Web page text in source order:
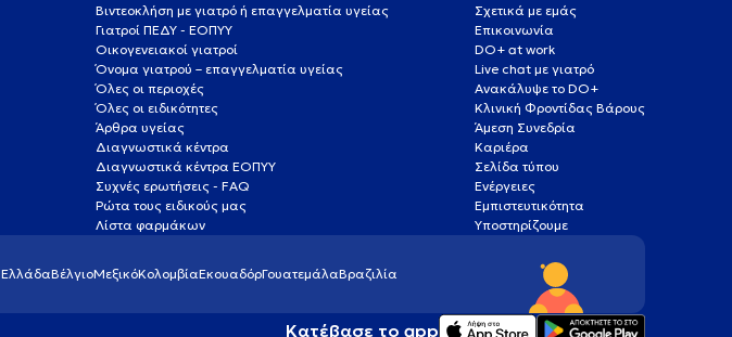
Βιντεοκλήση με γιατρό ή επαγγελματία υγείας
Γιατροί ΠΕΔΥ - ΕΟΠΥΥ
Οικογενειακοί γιατροί
Όνομα γιατρού – επαγγελματία υγείας
Όλες οι περιοχές
Όλες οι ειδικότητες
Άρθρα υγείας
Διαγνωστικά κέντρα
Διαγνωστικά κέντρα ΕΟΠΥΥ
Συχνές ερωτήσεις - FAQ
Ρώτα τους ειδικούς μας
Λίστα φαρμάκων
Σχετικά με εμάς
Επικοινωνία
DO+ at work
Live chat με γιατρό
Ανακάλυψε το DO+
Κλινική Φροντίδας Βάρους
Άμεση Συνεδρία
Καριέρα
Σελίδα τύπου
Ενέργειες
Εμπιστευτικότητα
Υποστηρίζουμε
ΕλλάδαΒέλγιοΜεξικόΚολομβίαΕκουαδόρΓουατεμάλαΒραζιλία
Κατέβασε το app